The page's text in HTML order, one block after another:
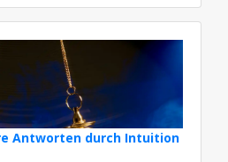
Welt ermöglicht Ihnen, diese
diskret zu […]
Antworten durch Intuition